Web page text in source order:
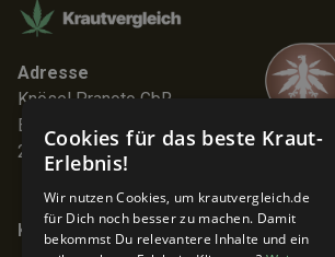
Adresse
Knösel Pranoto GbR
Elmenhorststr. 7
22767 Hamburg
Keine Angebote verpassen!
Cookies für das beste Kraut-
Erlebnis!
Wir nutzen Cookies, um krautvergleich.de
für Dich noch besser zu machen. Damit
bekommst Du relevantere Inhalte und ein